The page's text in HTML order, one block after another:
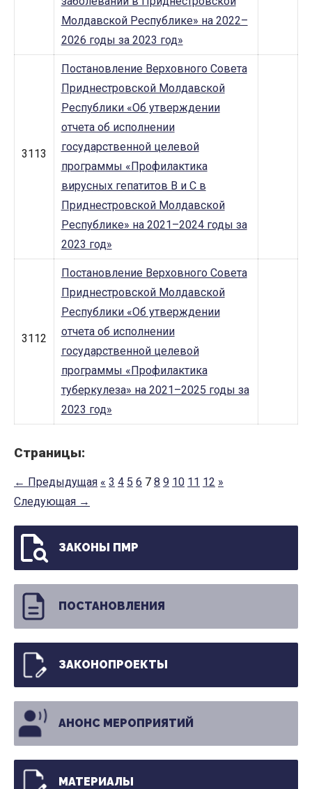
Молдавской Республике» на 2022–
2026 годы за 2023 год»
3113
Постановление Верховного Совета
Приднестровской Молдавской
Республики «Об утверждении
отчета об исполнении
государственной целевой
программы «Профилактика
вирусных гепатитов В и С в
Приднестровской Молдавской
Республике» на 2021–2024 годы за
2023 год»
3112
Постановление Верховного Совета
Приднестровской Молдавской
Республики «Об утверждении
отчета об исполнении
государственной целевой
программы «Профилактика
туберкулеза» на 2021–2025 годы за
2023 год»
Страницы:
← Предыдущая « 3 4 5 6 7 8 9 10 11 12 »
Следующая →
ЗАКОНЫ ПМР
ПОСТАНОВЛЕНИЯ
ЗАКОНОПРОЕКТЫ
АНОНС МЕРОПРИЯТИЙ
МАТЕРИАЛЫ